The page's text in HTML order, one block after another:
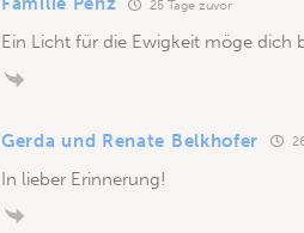
25 Tage zuvor
Ein Licht für die Ewigkeit möge dich
Gerda und Renate Belkhofer
In lieber Erinnerung!